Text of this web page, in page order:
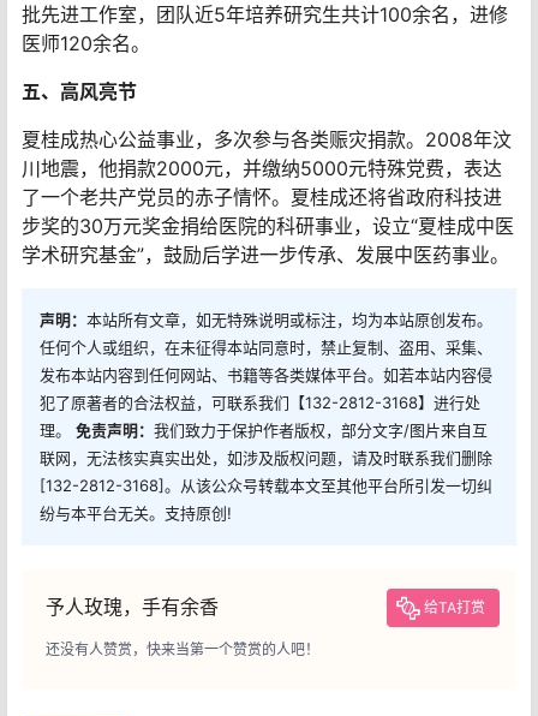
批先进工作室，团队近5年培养研究生共计100余名，进修
医师120余名。
五、高风亮节
夏桂成热心公益事业，多次参与各类赈灾捐款。2008年汶
川地震，他捐款2000元，并缴纳5000元特殊党费，表达
了一个老共产党员的赤子情怀。夏桂成还将省政府科技进
步奖的30万元奖金捐给医院的科研事业，设立“夏桂成中医
学术研究基金”，鼓励后学进一步传承、发展中医药事业。
声明： 本站所有文章，如无特殊说明或标注，均为本站原创发布。
任何个人或组织，在未征得本站同意时，禁止复制、盗用、采集、
发布本站内容到任何网站、书籍等各类媒体平台。如若本站内容侵
犯了原著者的合法权益，可联系我们【132-2812-3168】进行处
理。 免责声明： 我们致力于保护作者版权，部分文字/图片来自互
联网，无法核实真实出处，如涉及版权问题，请及时联系我们删除
[132-2812-3168]。从该公众号转载本文至其他平台所引发一切纠
纷与本平台无关。支持原创!
予人玫瑰，手有余香 给TA打赏
还没有人赞赏，快来当第一个赞赏的人吧！